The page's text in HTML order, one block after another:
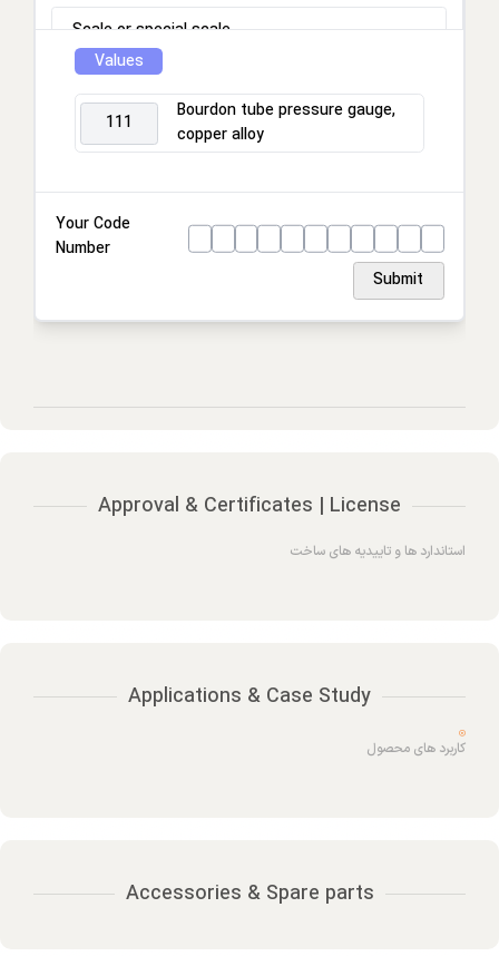
Scale or special scale
Process connection
Connection location
Housing
Values
111
Bourdon tube pressure gauge,
copper alloy
Your Code
Number
Submit
Approval & Certificates | License
استاندارد ها و تاییدیه های ساخت
Applications & Case Study
کاربرد های محصول
Accessories & Spare parts